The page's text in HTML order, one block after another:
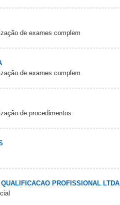
de exames complem
de exames complem
de procedimentos
PROFISSIONAL LTDA